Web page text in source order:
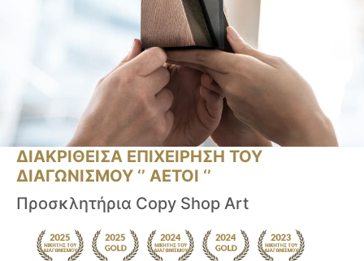
ΔΙΑΚΡΙΘΕΙΣΑ ΕΠΙΧΕΙΡΗΣΗ ΤΟΥ
ΔΙΑΓΩΝΙΣΜΟΥ ‘’ ΑΕΤΟΙ ‘’
Προσκλητήρια Copy Shop Art